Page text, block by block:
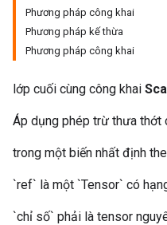
Phương pháp công khai
Phương pháp kế thừa
Phương pháp công khai
lớp cuối cùng công khai
Áp dụng phép trừ thưa thớt
trong một biến nhất định
`ref` là một `Tensor` có
`chỉ số` phải là tensor